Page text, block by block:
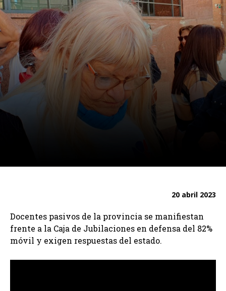
20 abril 2023
Docentes pasivos de la provincia se manifiestan
frente a la Caja de Jubilaciones en defensa del 82%
móvil y exigen respuestas del estado.